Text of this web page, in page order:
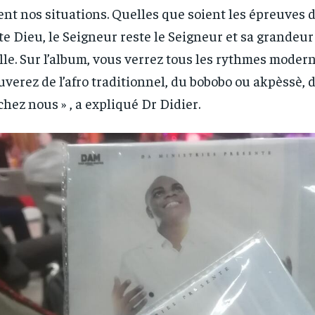
and you
1-YEAR
/ year
Pay now and you get access to exclusive
news and articles for a whole year.
By
every
opt
and you
1-YEAR
/ year
Pay now and you get access to exclusive
news and articles for a whole year.
By
every
opt
nos situations. Quelles que soient les épreuves
Dieu, le Seigneur reste le Seigneur et sa
Sur l’album, vous verrez tous les rythmes
de l’afro traditionnel, du bobobo ou akpèssè,
nous » , a expliqué Dr Didier.